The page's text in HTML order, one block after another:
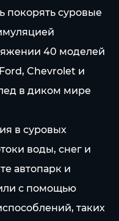
покорять суровые
40 моделей
Chevrolet и
в диком мире
в суровых
воды, снег и
автопарк и
с помощью
таких